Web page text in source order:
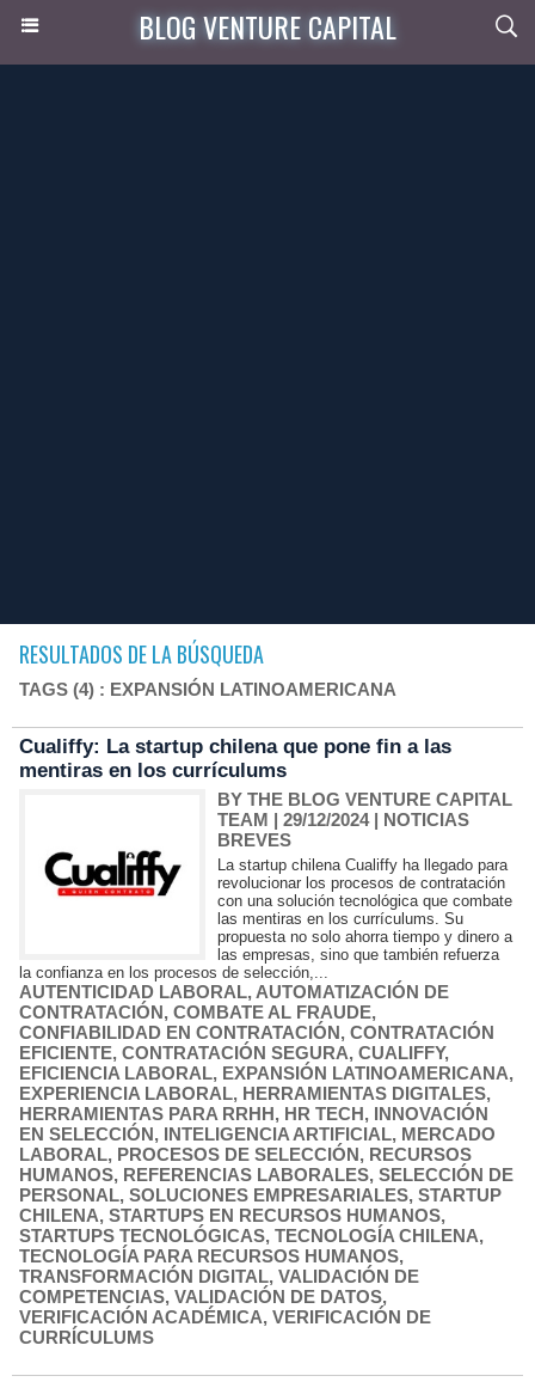
BLOG VENTURE CAPITAL
RESULTADOS DE LA BÚSQUEDA
TAGS (4) : EXPANSIÓN LATINOAMERICANA
Cualiffy: La startup chilena que pone fin a las
mentiras en los currículums
BY THE BLOG VENTURE CAPITAL
TEAM | 29/12/2024| NOTICIAS
BREVES
La startup chilena Cualiffy ha llegado para
revolucionar los procesos de contratación
con una solución tecnológica que combate
las mentiras en los currículums. Su
propuesta no solo ahorra tiempo y dinero a
las empresas, sino que también refuerza
la confianza en los procesos de selección,...
AUTENTICIDAD LABORAL, AUTOMATIZACIÓN DE
CONTRATACIÓN, COMBATE AL FRAUDE,
CONFIABILIDAD EN CONTRATACIÓN, CONTRATACIÓN
EFICIENTE, CONTRATACIÓN SEGURA, CUALIFFY,
EFICIENCIA LABORAL, EXPANSIÓN LATINOAMERICANA,
EXPERIENCIA LABORAL, HERRAMIENTAS DIGITALES,
HERRAMIENTAS PARA RRHH, HR TECH, INNOVACIÓN
EN SELECCIÓN, INTELIGENCIA ARTIFICIAL, MERCADO
LABORAL, PROCESOS DE SELECCIÓN, RECURSOS
HUMANOS, REFERENCIAS LABORALES, SELECCIÓN DE
PERSONAL, SOLUCIONES EMPRESARIALES, STARTUP
CHILENA, STARTUPS EN RECURSOS HUMANOS,
STARTUPS TECNOLÓGICAS, TECNOLOGÍA CHILENA,
TECNOLOGÍA PARA RECURSOS HUMANOS,
TRANSFORMACIÓN DIGITAL, VALIDACIÓN DE
COMPETENCIAS, VALIDACIÓN DE DATOS,
VERIFICACIÓN ACADÉMICA, VERIFICACIÓN DE
CURRÍCULUMS